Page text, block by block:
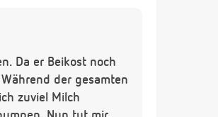
Da er Beikost noch
der gesamten
zuviel Milch